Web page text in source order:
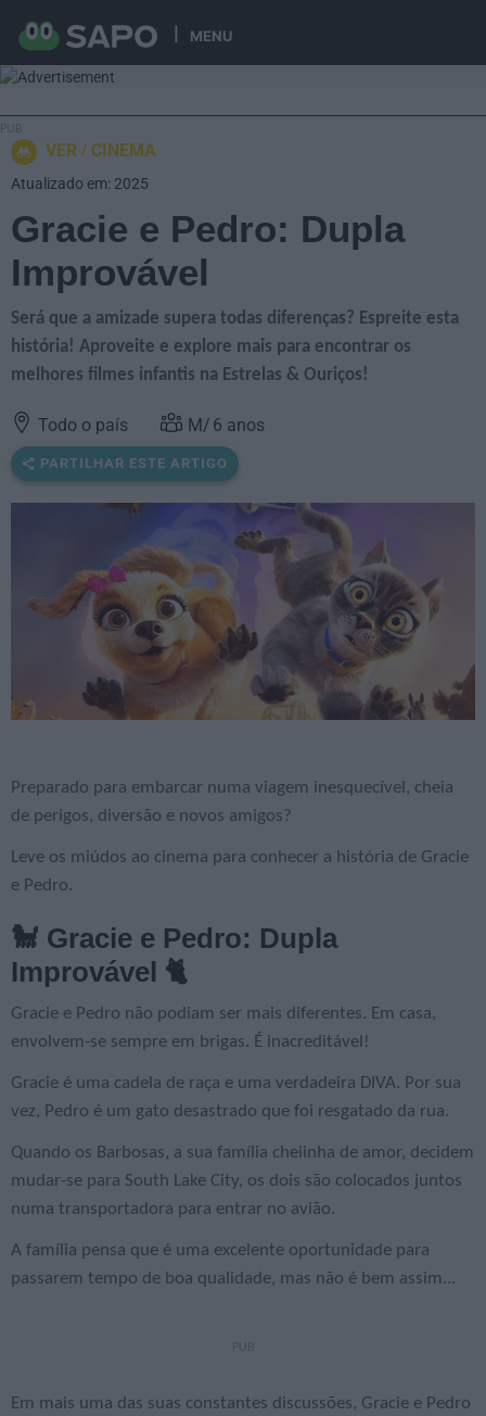
MENU
VER CINEMA
Gracie e Pedro: Dupla
Improvável
Será que a amizade supera todas diferenças? Espreite esta
história! Aproveite e explore mais para encontrar os
melhores filmes infantis na Estrelas & Ouriços!
Todo o país 6 anos
PARTILHAR ESTE ARTIGO
Preparado para embarcar numa viagem inesquecível, cheia
de perigos, diversão e novos amigos?
Leve os miúdos ao cinema para conhecer a história de Gracie
e Pedro.
🐩 Gracie e Pedro: Dupla
Improvável 🐈
Gracie e Pedro não podiam ser mais diferentes. Em casa,
envolvem-se sempre em brigas. É inacreditável!
Gracie é uma cadela de raça e uma verdadeira DIVA. Por sua
vez, Pedro é um gato desastrado que foi resgatado da rua.
Quando os Barbosas, a sua família cheiinha de amor, decidem
mudar-se para South Lake City, os dois são colocados juntos
numa transportadora para entrar no avião.
A família pensa que é uma excelente oportunidade para
passarem tempo de boa qualidade, mas não é bem assim...
Em mais uma das suas constantes discussões, Gracie e Pedro
Atualizado em: 2025